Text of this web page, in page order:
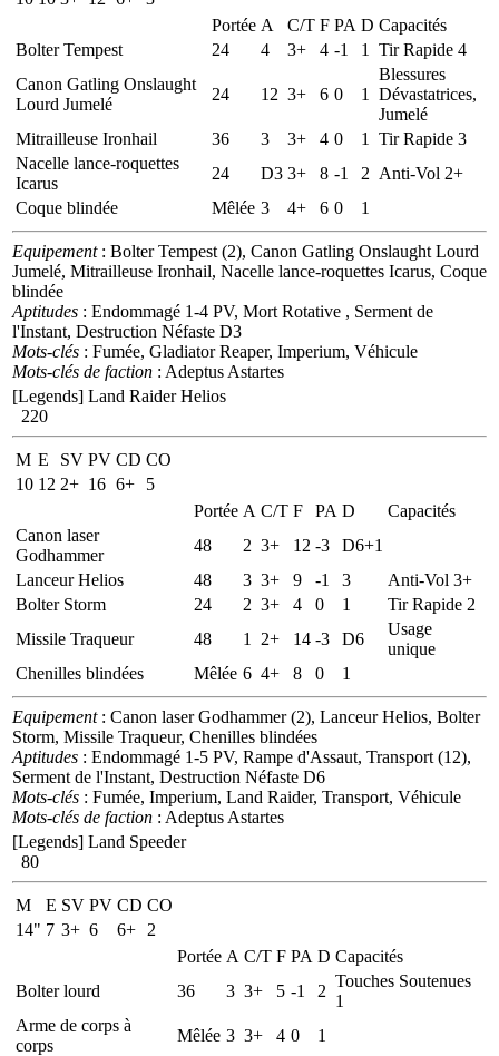
Portée A C/T F PA D Capacités
Bolter Tempest
24 4 3+ 4 -1 1
Tir Rapide 4
Canon Gatling Onslaught
Lourd Jumelé
24 12 3+ 6 0 1
Blessures
Dévastatrices,
Jumelé
Mitrailleuse Ironhail
36 3 3+ 4 0 1
Tir Rapide 3
Nacelle lance-roquettes
Icarus
24 D3 3+ 8 -1 2 Anti-Vol 2+
Coque blindée
Mêlée 3 4+ 6 0 1
Equipement: Bolter Tempest (2), Canon Gatling Onslaught Lourd
Jumelé, Mitrailleuse Ironhail, Nacelle lance-roquettes Icarus, Coque
blindée
Aptitudes : Endommagé 1-4 PV, Mort Rotative , Serment de
l'Instant, Destruction Néfaste D3
Mots-clés : Fumée, Gladiator Reaper, Imperium, Véhicule
Mots-clés de faction : Adeptus Astartes
[Legends] Land Raider Helios
220
M E SV PV CD CO
10 12 2+ 16 6+
5
Portée A C/T F PA D
Capacités
Canon laser
Godhammer
48 2 3+ 12 -3
D6+1
Lanceur Helios
48 3 3+ 9 -1 3
Anti-Vol 3+
Bolter Storm
24 2 3+ 4 0 1
Tir Rapide 2
Missile Traqueur
48 1 2+ 14 -3 D6
Usage
unique
Chenilles blindées
Mêlée 6 4+ 8 0 1
Equipement: Canon laser Godhammer (2), Lanceur Helios, Bolter
Storm, Missile Traqueur, Chenilles blindées
Aptitudes : Endommagé 1-5 PV, Rampe d'Assaut, Transport (12),
Serment de l'Instant, Destruction Néfaste D6
Mots-clés : Fumée, Imperium, Land Raider, Transport, Véhicule
Mots-clés de faction : Adeptus Astartes
[Legends] Land Speeder
80
M E SV PV CD CO
14" 7 3+ 6 6+
2
Portée A C/T F PA D Capacités
Bolter lourd
36 3 3+ 5 -1 2
Touches Soutenues
1
Arme de corps à
corps
Mêlée 3 3+ 4 0 1